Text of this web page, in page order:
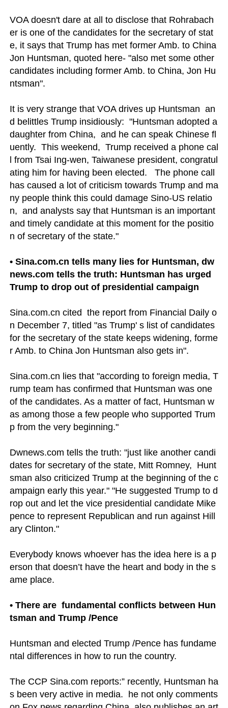
VOA doesn't dare at all to disclose that Rohrabach
er is one of the candidates for the secretary of stat
e, it says that Trump has met former Amb. to China
Jon Huntsman, quoted here- "also met some other
candidates including former Amb. to China, Jon Hu
ntsman".
It is very strange that VOA drives up Huntsman  an
d belittles Trump insidiously:  "Huntsman adopted a
daughter from China,  and he can speak Chinese fl
uently.  This weekend,  Trump received a phone cal
l from Tsai Ing-wen, Taiwanese president, congratul
ating him for having been elected.   The phone call
has caused a lot of criticism towards Trump and ma
ny people think this could damage Sino-US relatio
n,  and analysts say that Huntsman is an important
and timely candidate at this moment for the positio
n of secretary of the state."
• Sina.com.cn tells many lies for Huntsman, dw
news.com tells the truth: Huntsman has urged
Trump to drop out of presidential campaign
Sina.com.cn cited  the report from Financial Daily o
n December 7, titled "as Trump' s list of candidates
for the secretary of the state keeps widening, forme
r Amb. to China Jon Huntsman also gets in".
Sina.com.cn lies that "according to foreign media, T
rump team has confirmed that Huntsman was one
of the candidates. As a matter of fact, Huntsman w
as among those a few people who supported Trum
p from the very beginning."
Dwnews.com tells the truth: "just like another candi
dates for secretary of the state, Mitt Romney,  Hunt
sman also criticized Trump at the beginning of the c
ampaign early this year." "He suggested Trump to d
rop out and let the vice presidential candidate Mike
pence to represent Republican and run against Hill
ary Clinton."
Everybody knows whoever has the idea here is a p
erson that doesn’t have the heart and body in the s
ame place.
• There are  fundamental conflicts between Hun
tsman and Trump /Pence
Huntsman and elected Trump /Pence has fundame
ntal differences in how to run the country.
The CCP Sina.com reports:” recently, Huntsman ha
s been very active in media.  he not only comments